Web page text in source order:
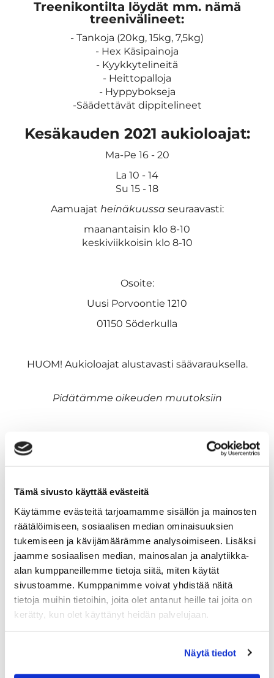
Tämä sivusto käyttää evästeitä
Käytämme evästeitä tarjoamamme sisällön ja mainosten
räätälöimiseen, sosiaalisen median ominaisuuksien
tukemiseen ja kävijämäärämme analysoimiseen. Lisäksi
jaamme sosiaalisen median, mainosalan ja analytiikka-
alan kumppaneillemme tietoja siitä, miten käytät
sivustoamme. Kumppanimme voivat yhdistää näitä
tietoja muihin tietoihin, joita olet antanut heille tai joita on
kerätty, kun olet käyttänyt heidän palvelujaan.
Näytä tiedot
Treenikontilta löydät mm. nämä
treenivälineet:
- Tankoja (20kg, 15kg, 7,5kg)
- Hex Käsipainoja
- Kyykkytelineitä
- Heittopalloja
- Hyppybokseja
-Säädettävät dippitelineet
Kesäkauden 2021 aukioloajat:
Ma-Pe 16 - 20
La 10 - 14
Su 15 - 18
Aamuajat heinäkuussa seuraavasti:
maanantaisin klo 8-10
keskiviikkoisin klo 8-10
Osoite:
Uusi Porvoontie 1210
01150 Söderkulla
HUOM! Aukioloajat alustavasti säävarauksella.
Pidätämme oikeuden muutoksiin
treenaamassa?
Tykkäsitkö?
Jätä lyhyt arvio Googleen niin muutkin löytävät
meille. Tämä vie ajastasi vain n. 10 sekunttia,
joten kiitos etukäteen!
Jätä arvio